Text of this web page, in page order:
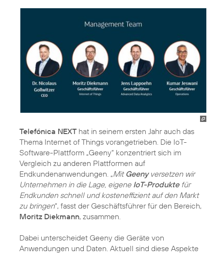
Telefónica NEXT hat in seinem ersten Jahr auch das
Thema Internet of Things vorangetrieben. Die IoT-
Software-Plattform „Geeny“ konzentriert sich im
Vergleich zu anderen Plattformen auf
Endkundenanwendungen. „Mit Geenyversetzen wir
Unternehmen in die Lage, eigene IoT-Produktefür
Endkunden schnell und kosteneffizient auf den Markt
zu bringen“, fasst der Geschäftsführer für den Bereich,
Moritz Diekmann, zusammen.
Dabei unterscheidet Geeny die Geräte von
Anwendungen und Daten. Aktuell sind diese Aspekte